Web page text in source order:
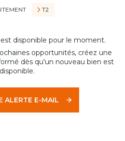
T2
disponible pour le moment.
opportunités, créez une
dès qu'un nouveau bien est
disponible.
ALERTE E-MAIL